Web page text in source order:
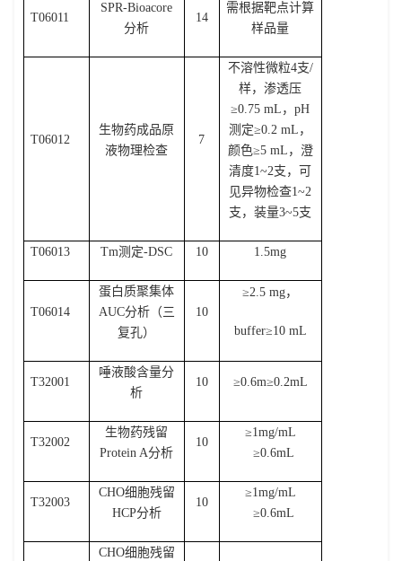
T06011
SPR-Bioacore
分析
14
需根据靶点计算
样品量
T06012
生物药成品原
液物理检查
7
不溶性微粒4支/
样，渗透压
≥0.75 mL ，pH
测定≥0.2 mL ，
颜色≥5 mL ，澄
清度1~2支，可
见异物检查1~2
支，装量3~5支
T06013 Tm测定-DSC 10 1.5mg
T06014
蛋白质聚集体
AUC分析（三
复孔）
10
≥2.5 mg，
buffer≥10 mL
T32001
唾液酸含量分
析
10 ≥0.6m≥0.2mL
T32002
生物药残留
Protein A分析
10
≥1mg/mL
≥0.6mL
T32003
CHO细胞残留
HCP分析
10
≥1mg/mL
≥0.6mL
CHO细胞残留